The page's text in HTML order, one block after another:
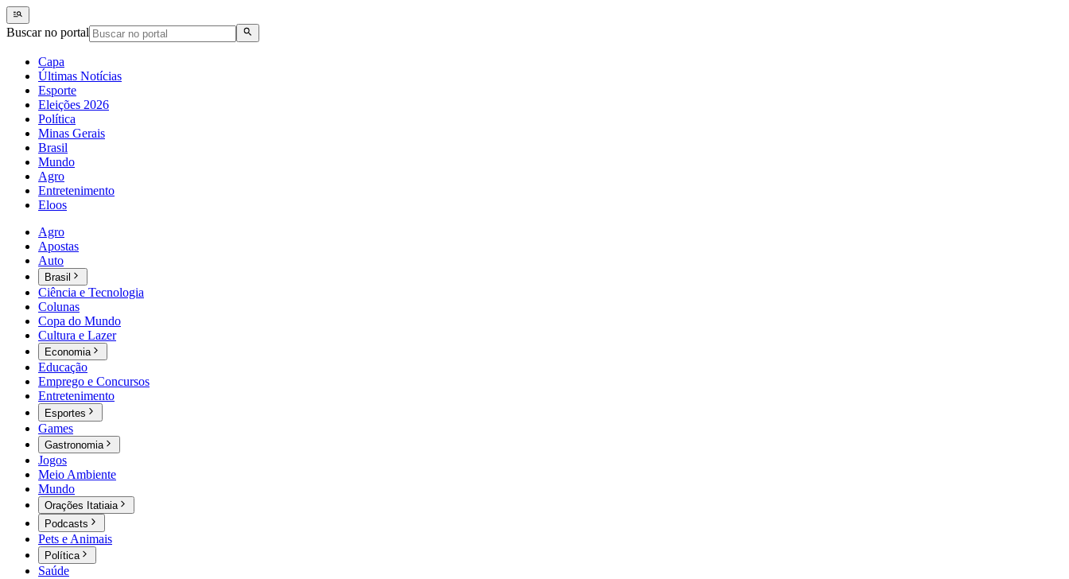
Buscar no portal
Capa
Últimas Notícias
Esporte
Eleições 2026
Política
Minas Gerais
Brasil
Mundo
Agro
Entretenimento
Eloos
Agro
Apostas
Auto
Brasil
Ciência e Tecnologia
Colunas
Copa do Mundo
Cultura e Lazer
Economia
Educação
Emprego e Concursos
Entretenimento
Esportes
Games
Gastronomia
Jogos
Meio Ambiente
Mundo
Orações Itatiaia
Podcasts
Pets e Animais
Política
Saúde